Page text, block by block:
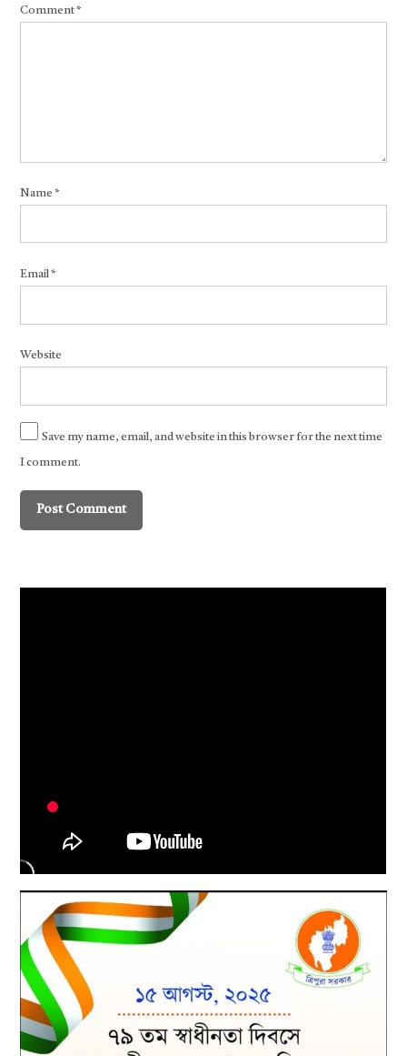
Comment*
Name*
Email*
Website
Save my name, email, and website in this browser for the next time
I comment.